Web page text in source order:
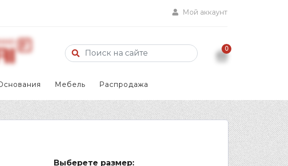
Мой аккаунт
0
Мебель Распродажа
Выберете размер: